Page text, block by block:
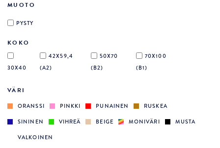
MUOTO
PYSTY
KOKO
30X40
42X59,4
(A2)
50X70
(B2)
70X100
(B1)
VÄRI
ORANSSI PINKKI PUNAINEN RUSKEA
SININEN VIHREÄ BEIGE MONIVÄRI MUSTA
VALKOINEN